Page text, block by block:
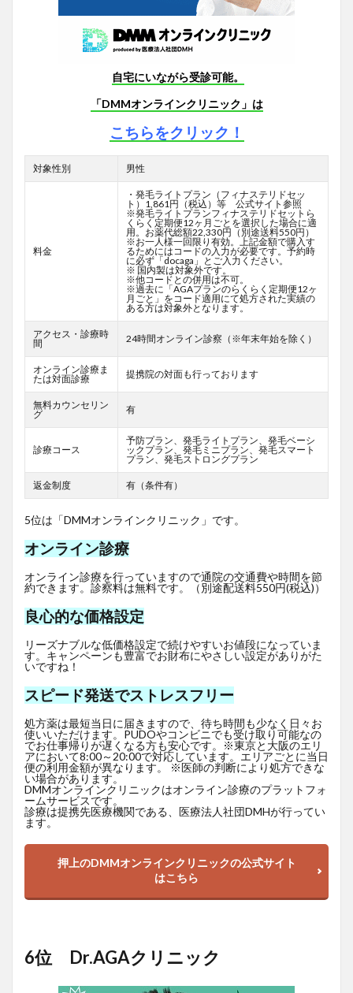
自宅にいながら受診可能。
「DMMオンラインクリニック」は
こちらをクリック！
対象性別 男性
料金
・発毛ライトプラン（フィナステリドセッ
ト）1,861円（税込）等 公式サイト参照
※発毛ライトプランフィナステリドセットら
くらく定期便12ヶ月ごとを選択した場合に適
用。お薬代総額22,330円（別途送料550円）
※お一人様一回限り有効。上記金額で購入す
るためにはコードの入力が必要です。予約時
に必ず「docaga」とご入力ください。
※ 国内製は対象外です。
※他コードとの併用は不可。
※過去に「AGAプランのらくらく定期便12ヶ
月ごと」をコード適用にて処方された実績の
ある方は対象外となります。
アクセス・診療時
間
24時間オンライン診察（※年末年始を除く）
オンライン診療ま
たは対面診療
提携院の対面も行っております
無料カウンセリン
グ
有
診療コース
予防プラン、発毛ライトプラン、発毛ベーシ
ックプラン、発毛ミニプラン、発毛スマート
プラン、発毛ストロングプラン
返金制度 有（条件有）
5位は「DMMオンラインクリニック」です。
オンライン診療
オンライン診療を行っていますので通院の交通費や時間を節
約できます。診察料は無料です。（別途配送料550円(税込)）
良心的な価格設定
リーズナブルな低価格設定で続けやすいお値段になっていま
す。キャンペーンも豊富でお財布にやさしい設定がありがた
いですね！
スピード発送でストレスフリー
処方薬は最短当日に届きますので、待ち時間も少なく日々お
使いいただけます。PUDOやコンビニでも受け取り可能なの
でお仕事帰りが遅くなる方も安心です。※東京と大阪のエリ
アにおいて8:00～20:00で対応しています。エリアごとに当日
便の利用金額が異なります。 ※医師の判断により処方できな
い場合があります。
DMMオンラインクリニックはオンライン診療のプラットフォ
ームサービスです。
診療は提携先医療機関である、医療法人社団DMHが行ってい
ます。
押上のDMMオンラインクリニックの公式サイト
はこちら
6位 Dr.AGAクリニック